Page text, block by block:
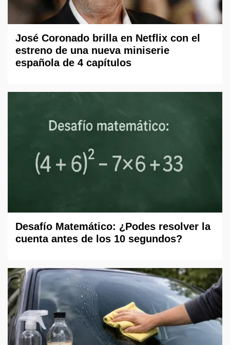
José Coronado brilla en Netflix con el
estreno de una nueva miniserie
española de 4 capítulos
Desafío Matemático: ¿Podes resolver la
cuenta antes de los 10 segundos?